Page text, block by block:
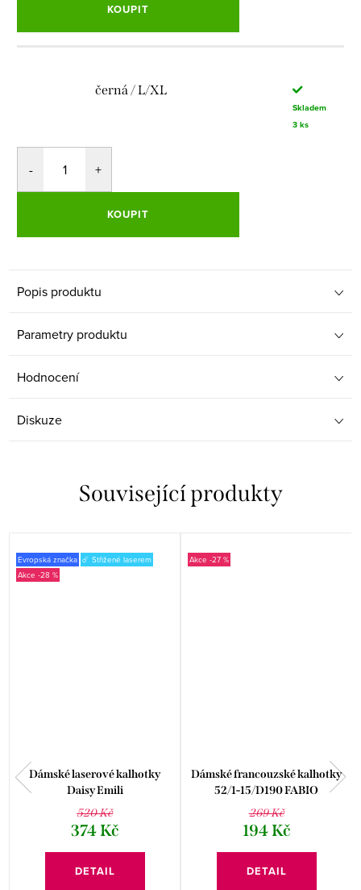
KOUPIT
černá / L/XL
Skladem
3 ks
KOUPIT
Popis produktu
Parametry produktu
Hodnocení
Diskuze
Související produkty
Evropská značka ☄️ Střižené laserem
-28 %
Dámské laserové kalhotky
Daisy Emili
520 Kč
374 Kč
DETAIL
-27 %
Dámské francouzské kalhotky
52/1-15/D190 FABIO
269 Kč
194 Kč
DETAIL